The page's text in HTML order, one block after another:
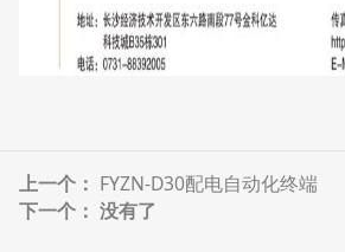
上一个： FYZN-D30配电自动化终端
下一个： 没有了